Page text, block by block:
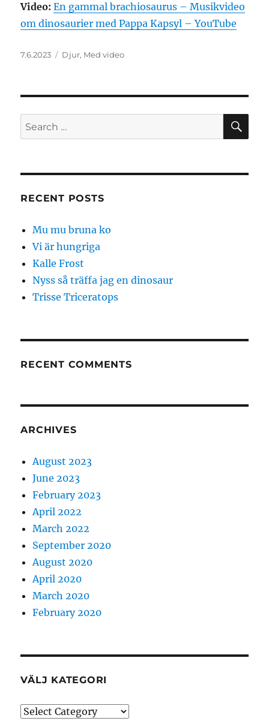
Video: En gammal brachiosaurus – Musikvideo
om dinosaurier med Pappa Kapsyl – YouTube
Posted
7.6.2023 Categories
Djur, Med video
Search
for:
RECENT POSTS
Mu mu bruna ko
Vi är hungriga
Kalle Frost
Nyss så träffa jag en dinosaur
Trisse Triceratops
RECENT COMMENTS
ARCHIVES
August 2023
June 2023
February 2023
April 2022
March 2022
September 2020
August 2020
April 2020
March 2020
February 2020
VÄLJ KATEGORI
Välj